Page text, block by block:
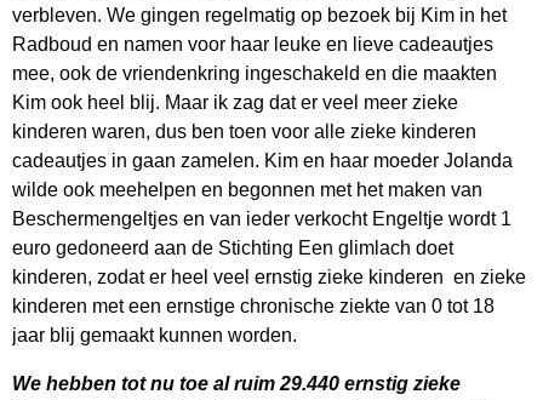
verbleven. We gingen regelmatig op bezoek bij Kim in het
Radboud en namen voor haar leuke en lieve cadeautjes
mee, ook de vriendenkring ingeschakeld en die maakten
Kim ook heel blij. Maar ik zag dat er veel meer zieke
kinderen waren, dus ben toen voor alle zieke kinderen
cadeautjes in gaan zamelen. Kim en haar moeder Jolanda
wilde ook meehelpen en begonnen met het maken van
Beschermengeltjes en van ieder verkocht Engeltje wordt 1
euro gedoneerd aan de Stichting Een glimlach doet
kinderen, zodat er heel veel ernstig zieke kinderen en zieke
kinderen met een ernstige chronische ziekte van 0 tot 18
jaar blij gemaakt kunnen worden.
We hebben tot nu toe al ruim 29.440 ernstig zieke